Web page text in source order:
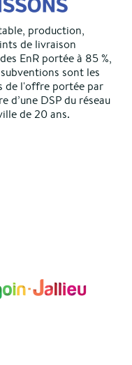
production,
de livraison
EnR portée à 85 %,
sont les
de l'offre portée par
d’une DSP du réseau
de 20 ans.